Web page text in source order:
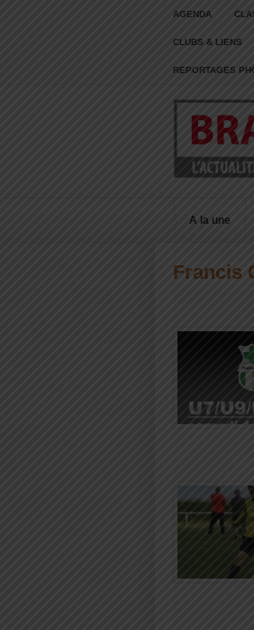
AGENDA
CLUBS & LIENS
REPORTAGES
A la une
Francis